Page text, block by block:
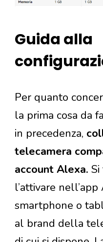
Guida alla
Per quanto
la prima cosa da
in precedenza,
telecamera
account Alexa.
l’attivare
smartphone o
al brand della